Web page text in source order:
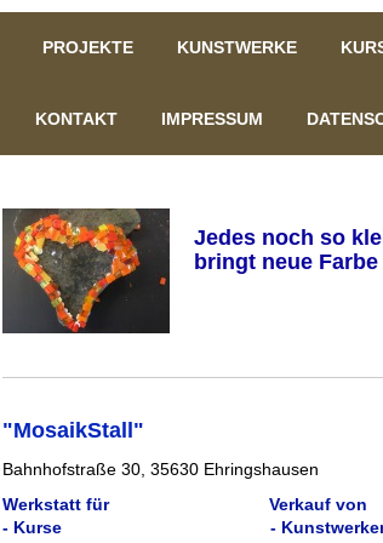
PROJEKTE KUNSTWERKE
KONTAKT IMPRESSUM
für
Jedes noch so
bringt neue
"MosaikStall"
Bahnhofstraße 30, 35630 Ehringshausen
Werkstatt für Verkauf von
- Kurse -